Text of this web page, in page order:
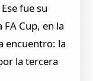
fue su
Cup, en la
encuentro: la
la tercera